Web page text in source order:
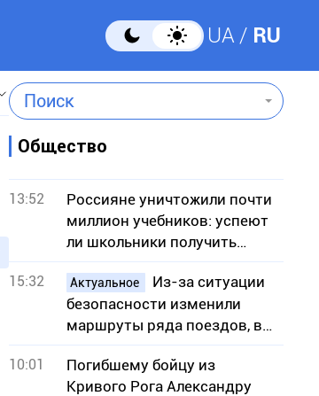
UA RU
Поиск
Общество
13:52
Россияне уничтожили почти
миллион учебников: успеют
ли школьники получить
книги к учебному году
15:32 Актуальное
Из-за ситуации
безопасности изменили
маршруты ряда поездов, в
частности сообщением с
Кривым Рогом
10:01
Погибшему бойцу из
Кривого Рога Александру